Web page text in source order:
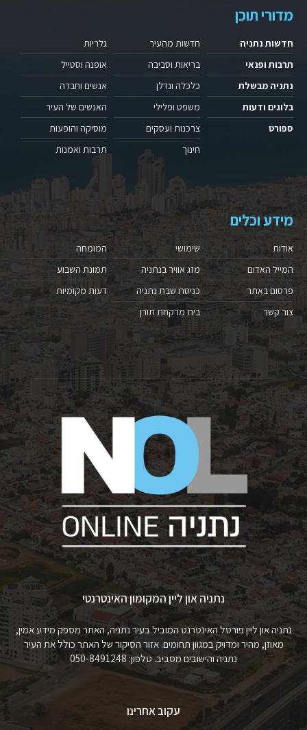
מדורי תוכן
חדשות נתניה
תרבות ופנאי
נתניה מבשלת
בלוגים ודעות
ספורט
חדשות מהעיר
בריאות וסביבה
כלכלה ונדלן
משפט ופלילי
צרכנות ועסקים
חינוך
גלריות
אופנה וסטייל
אנשים וחברה
האנשים של העיר
מוסיקה והופעות
תרבות ואמנות
מידע וכלים
אודות
המייל האדום
פרסום באתר
צור קשר
שימושי
מזג אוויר בנתניה
כניסת שבת נתניה
בית מרקחת תורן
המומחה
תמונת השבוע
דעות מקומיות
נתניה און ליין המקומון האינטרנטי
נתניה און ליין פורטל האינטרנט המוביל בעיר נתניה, האתר מספק מידע אמין,
מאוזן, מהיר ומדויק במגוון תחומים. אזור הסיקור של האתר כולל את העיר
נתניה והישובים מסביב. טלפון: 050-8491248
עקוב אחרינו